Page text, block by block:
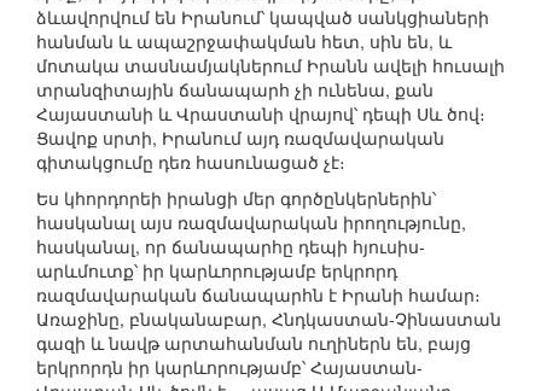
ձևավորվում են Իրանում՝ կապված սանկցիաների
հանման և ապաշրջափակման հետ, սին են, և
մոտակա տասնամյակներում Իրանն ավելի հուսալի
տրանզիտային ճանապարհ չի ունենա, քան
Հայաստանի և Վրաստանի վրայով՝ դեպի Սև ծով։
Ցավոք սրտի, Իրանում այդ ռազմավարական
գիտակցումը դեռ հասունացած չէ։
Ես կհորդորեի իրանցի մեր գործընկերներին՝
հասկանալ այս ռազմավարական իրողությունը,
հասկանալ, որ ճանապարհը դեպի հյուսիս-
արևմուտք՝ իր կարևորությամբ երկրորդ
ռազմավարական ճանապարհն է Իրանի համար։
Առաջինը, բնականաբար, Հնդկաստան-Չինաստան
գազի և նավթ արտահանման ուղիներն են, բայց
երկրորդն իր կարևորությամբ՝ Հայաստան-